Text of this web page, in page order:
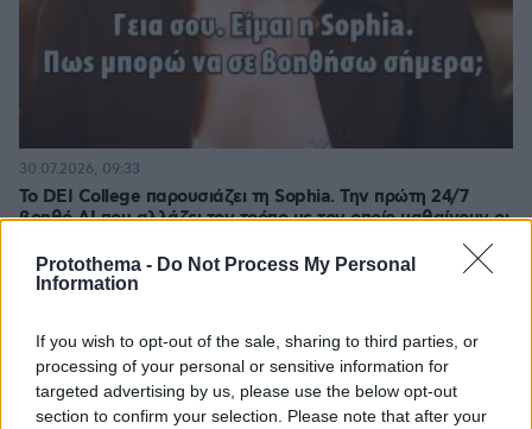
Protothema - Do Not Process My Personal
Information
If you wish to opt-out of the sale, sharing to third parties, or
processing of your personal or sensitive information for
targeted advertising by us, please use the below opt-out
section to confirm your selection. Please note that after your
Το DEI College παρουσιάζει τη Sophia. Την πρώτη 24/7
βοηθό AI που αλλάζει τον τρόπο με τον οποίο μαθαίνουν οι
30.07.2026, 09:33
03.08.2026, 10:56
Διασκεδάζουμε υπεύθυνα, επιστρέφουμε με ασφάλεια
29.07.2026, 09:39